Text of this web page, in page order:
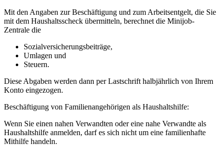
Mit den Angaben zur Beschäftigung und zum Arbeitsentgelt, die Sie
mit dem Haushaltsscheck übermitteln, berechnet die Minijob-
Zentrale die
Sozialversicherungsbeiträge,
Umlagen und
Steuern.
Diese Abgaben werden dann per Lastschrift halbjährlich von Ihrem
Konto eingezogen.
Beschäftigung von Familienangehörigen als Haushaltshilfe:
Wenn Sie einen nahen Verwandten oder eine nahe Verwandte als
Haushaltshilfe anmelden, darf es sich nicht um eine familienhafte
Mithilfe handeln.